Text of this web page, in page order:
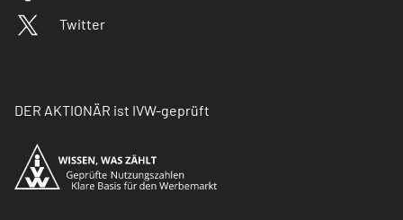
Twitter
DER AKTIONÄR ist IVW-geprüft